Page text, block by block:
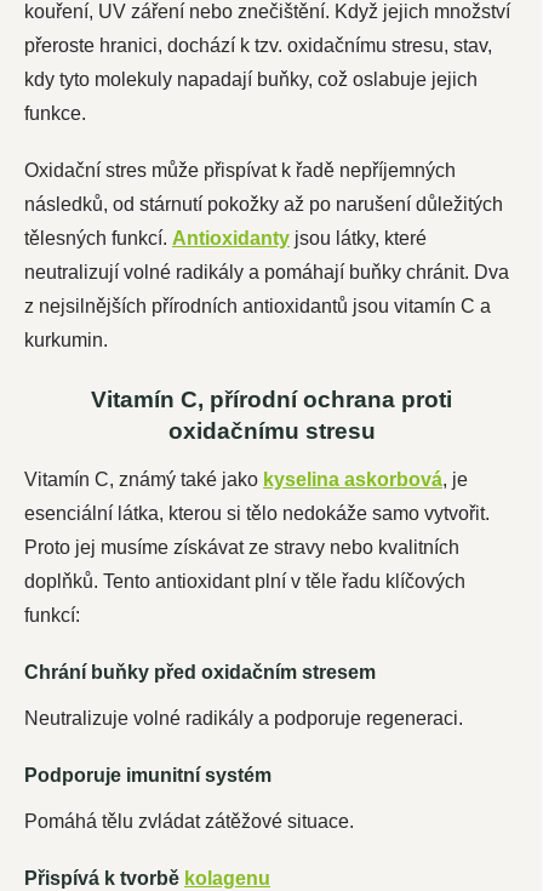
kouření, UV záření nebo znečištění. Když jejich množství
přeroste hranici, dochází k tzv. oxidačnímu stresu, stav,
kdy tyto molekuly napadají buňky, což oslabuje jejich
funkce.
Oxidační stres může přispívat k řadě nepříjemných
následků, od stárnutí pokožky až po narušení důležitých
tělesných funkcí. Antioxidanty jsou látky, které
neutralizují volné radikály a pomáhají buňky chránit. Dva
z nejsilnějších přírodních antioxidantů jsou vitamín C a
kurkumin.
Vitamín C, přírodní ochrana proti
oxidačnímu stresu
Vitamín C, známý také jako kyselina askorbová, je
esenciální látka, kterou si tělo nedokáže samo vytvořit.
Proto jej musíme získávat ze stravy nebo kvalitních
doplňků. Tento antioxidant plní v těle řadu klíčových
funkcí:
Chrání buňky před oxidačním stresem
Neutralizuje volné radikály a podporuje regeneraci.
Podporuje imunitní systém
Pomáhá tělu zvládat zátěžové situace.
Přispívá k tvorbě kolagenu